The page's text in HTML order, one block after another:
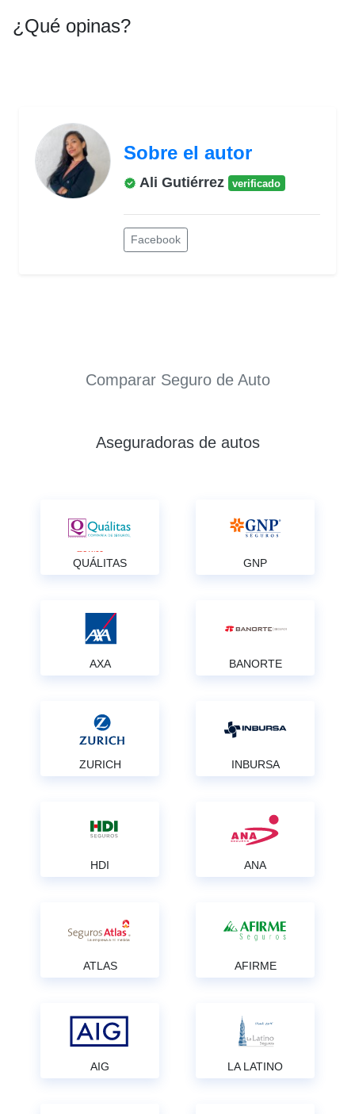
¿Qué opinas?
Sobre el autor
Ali Gutiérrez verificado
Facebook
Comparar Seguro de Auto
Aseguradoras de autos
QUÁLITAS GNP
AXA BANORTE
ZURICH INBURSA
HDI ANA
ATLAS AFIRME
AIG LA LATINO